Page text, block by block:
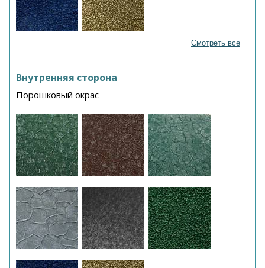
Смотреть все
Внутренняя сторона
Порошковый окрас